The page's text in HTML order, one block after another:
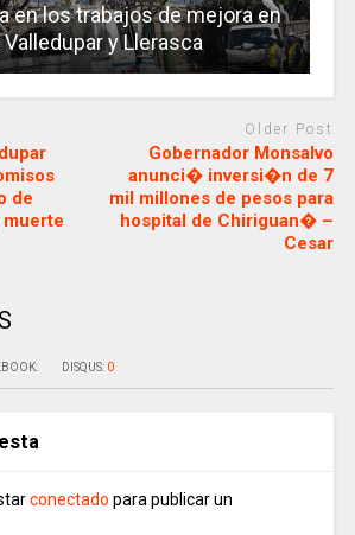
en los trabajos de mejora en
y Llerasca
de
Older Post
Gobernador Monsalvo
anunci� inversi�n de 7
mil millones de pesos para
hospital de Chiriguan� –
Cesar
DISQUS: 0
conectado para publicar un